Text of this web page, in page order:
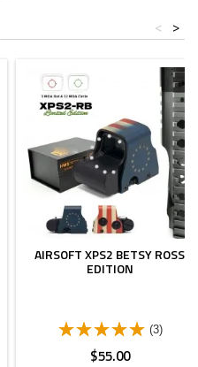
>
<
AIRSOFT XPS2 BETSY ROSS
EDITION
(3)
가
$55.00